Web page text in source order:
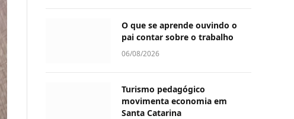
O que se aprende ouvindo o
pai contar sobre o trabalho
06/08/2026
Turismo pedagógico
movimenta economia em
Santa Catarina